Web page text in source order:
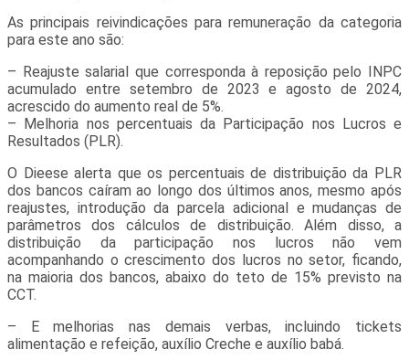
As principais reivindicações para remuneração da categoria
para este ano são:
– Reajuste salarial que corresponda à reposição pelo INPC
acumulado entre setembro de 2023 e agosto de 2024,
acrescido do aumento real de 5%.
– Melhoria nos percentuais da Participação nos Lucros e
Resultados (PLR).
O Dieese alerta que os percentuais de distribuição da PLR
dos bancos caíram ao longo dos últimos anos, mesmo após
reajustes, introdução da parcela adicional e mudanças de
parâmetros dos cálculos de distribuição. Além disso, a
distribuição da participação nos lucros não vem
acompanhando o crescimento dos lucros no setor, ficando,
na maioria dos bancos, abaixo do teto de 15% previsto na
CCT.
– E melhorias nas demais verbas, incluindo tickets
alimentação e refeição, auxílio Creche e auxílio babá.